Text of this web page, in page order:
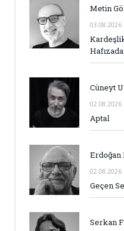
Metin
03.08.2026
Cüneyt
02.08.2026
Aptal
02.08.2026
Geçen
Serkan